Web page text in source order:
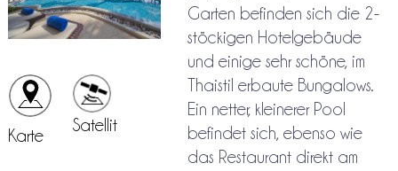
Karte
Satellit
Garten befinden sich die 2-
stöckigen Hotelgebäude
und einige sehr schöne, im
Thaistil erbaute Bungalows.
Ein netter, kleinerer Pool
befindet sich, ebenso wie
das Restaurant direkt am